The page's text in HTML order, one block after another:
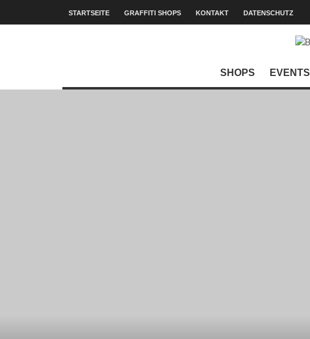
STARTSEITE GRAFFITI SHOPS KONTAKT DATENSCHUTZ
SHOPS EVENTS